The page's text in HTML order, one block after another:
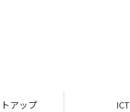
アップ ICT